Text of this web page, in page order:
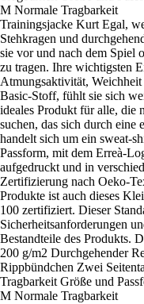
M Normale Tragbarkeit
Trainingsjacke Kurt Egal,
Stehkragen und
sie vor und nach dem Spiel
zu tragen. Ihre wichtigsten
Atmungsaktivität,
Basic-Stoff, fühlt sie sich
ideales Produkt für alle, die
suchen, das sich durch eine
handelt sich um ein sweat-
Passform, mit dem Erreà-
aufgedruckt und in
Zertifizierung nach Oeko-
Produkte ist auch dieses
100 zertifiziert. Dieser
Sicherheitsanforderungen
Bestandteile des Produkts.
200 g/m2 Durchgehender
Rippbündchen Zwei
Tragbarkeit Größe und
M Normale Tragbarkeit